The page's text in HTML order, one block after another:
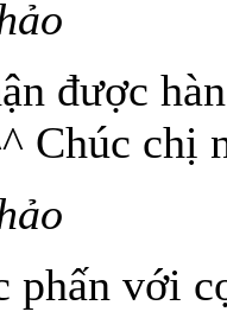
được
Chúc chị
phấn với